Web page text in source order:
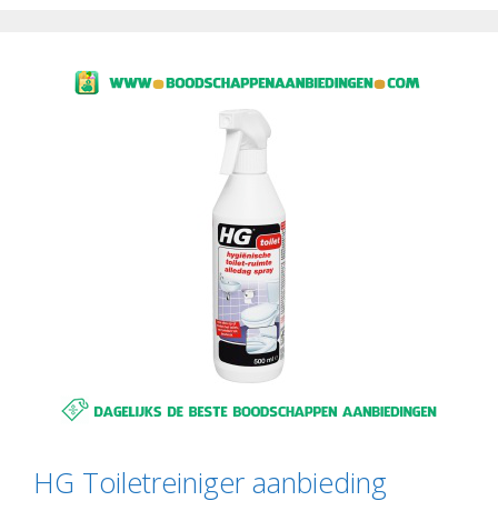
HG Toiletreiniger aanbieding